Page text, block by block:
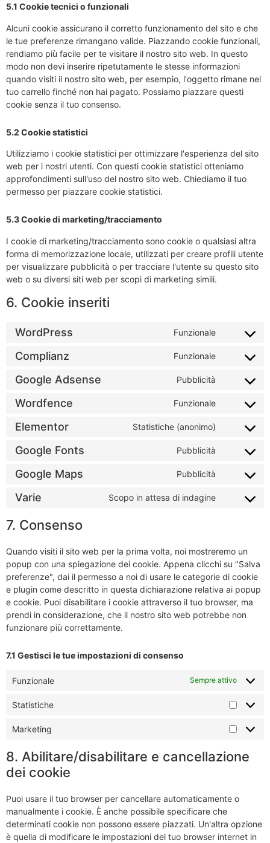
5.1 Cookie tecnici o funzionali
Alcuni cookie assicurano il corretto funzionamento del sito e che
le tue preferenze rimangano valide. Piazzando cookie funzionali,
rendiamo più facile per te visitare il nostro sito web. In questo
modo non devi inserire ripetutamente le stesse informazioni
quando visiti il nostro sito web, per esempio, l'oggetto rimane nel
tuo carrello finché non hai pagato. Possiamo piazzare questi
cookie senza il tuo consenso.
5.2 Cookie statistici
Utilizziamo i cookie statistici per ottimizzare l'esperienza del sito
web per i nostri utenti. Con questi cookie statistici otteniamo
approfondimenti sull'uso del nostro sito web. Chiediamo il tuo
permesso per piazzare cookie statistici.
5.3 Cookie di marketing/tracciamento
I cookie di marketing/tracciamento sono cookie o qualsiasi altra
forma di memorizzazione locale, utilizzati per creare profili utente
per visualizzare pubblicità o per tracciare l'utente su questo sito
web o su diversi siti web per scopi di marketing simili.
6. Cookie inseriti
WordPress Funzionale
Complianz Funzionale
Google Adsense Pubblicità
Wordfence Funzionale
Elementor Statistiche (anonimo)
Google Fonts Pubblicità
Google Maps Pubblicità
Varie Scopo in attesa di indagine
7. Consenso
Quando visiti il sito web per la prima volta, noi mostreremo un
popup con una spiegazione dei cookie. Appena clicchi su "Salva
preferenze", dai il permesso a noi di usare le categorie di cookie
e plugin come descritto in questa dichiarazione relativa ai popup
e cookie. Puoi disabilitare i cookie attraverso il tuo browser, ma
prendi in considerazione, che il nostro sito web potrebbe non
funzionare più correttamente.
7.1 Gestisci le tue impostazioni di consenso
Funzionale Sempre attivo
Statistiche
Marketing
8. Abilitare/disabilitare e cancellazione
dei cookie
Puoi usare il tuo browser per cancellare automaticamente o
manualmente i cookie. È anche possibile specificare che
determinati cookie non possono essere piazzati. Un'altra opzione
è quella di modificare le impostazioni del tuo browser internet in